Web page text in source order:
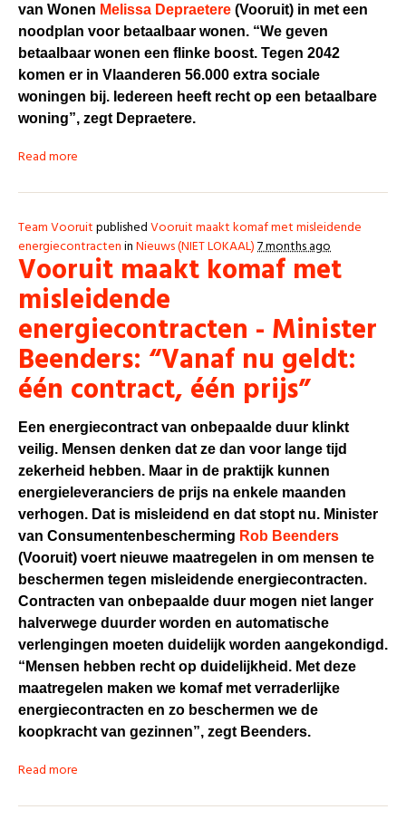
van Wonen Melissa Depraetere (Vooruit) in met een
noodplan voor betaalbaar wonen. “We geven
betaalbaar wonen een flinke boost. Tegen 2042
komen er in Vlaanderen 56.000 extra sociale
woningen bij. Iedereen heeft recht op een betaalbare
woning”, zegt Depraetere.
Read more
Team VooruitpublishedVooruit maakt komaf met misleidende
energiecontracteninNieuws (NIET LOKAAL)7 months ago
Vooruit maakt komaf met
misleidende
energiecontracten - Minister
Beenders: “Vanaf nu geldt:
één contract, één prijs”
Een energiecontract van onbepaalde duur klinkt
veilig. Mensen denken dat ze dan voor lange tijd
zekerheid hebben. Maar in de praktijk kunnen
energieleveranciers de prijs na enkele maanden
verhogen. Dat is misleidend en dat stopt nu. Minister
van Consumentenbescherming Rob Beenders
(Vooruit) voert nieuwe maatregelen in om mensen te
beschermen tegen misleidende energiecontracten.
Contracten van onbepaalde duur mogen niet langer
halverwege duurder worden en automatische
verlengingen moeten duidelijk worden aangekondigd.
“Mensen hebben recht op duidelijkheid. Met deze
maatregelen maken we komaf met verraderlijke
energiecontracten en zo beschermen we de
koopkracht van gezinnen”, zegt Beenders.
Read more